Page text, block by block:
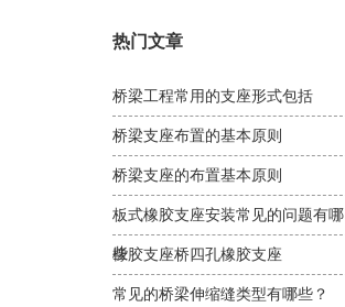
热门文章
桥梁工程常用的支座形式包括
桥梁支座布置的基本原则
桥梁支座的布置基本原则
板式橡胶支座安装常见的问题有哪
些
橡胶支座桥四孔橡胶支座
常见的桥梁伸缩缝类型有哪些？